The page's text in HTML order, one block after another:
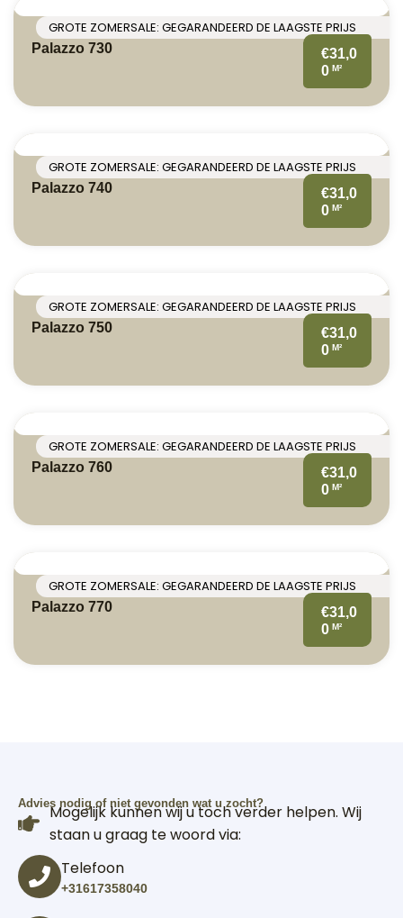
GROTE ZOMERSALE: GEGARANDEERD DE LAAGSTE PRIJS
Palazzo 730
€31,0
0 M²
GROTE ZOMERSALE: GEGARANDEERD DE LAAGSTE PRIJS
Palazzo 740
€31,0
0 M²
GROTE ZOMERSALE: GEGARANDEERD DE LAAGSTE PRIJS
Palazzo 750
€31,0
0 M²
GROTE ZOMERSALE: GEGARANDEERD DE LAAGSTE PRIJS
Palazzo 760
€31,0
0 M²
GROTE ZOMERSALE: GEGARANDEERD DE LAAGSTE PRIJS
Palazzo 770
€31,0
0 M²
Advies nodig of niet gevonden wat u zocht?
Mogelijk kunnen wij u toch verder helpen. Wij
staan u graag te woord via:
Telefoon
+31617358040